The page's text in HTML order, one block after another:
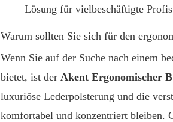
Lösung für vielbeschäftigte
Warum sollten Sie sich für den
Wenn Sie auf der Suche nach einem
bietet, ist der Akent Ergonomischer
luxuriöse Lederpolsterung und die
komfortabel und konzentriert bleiben.